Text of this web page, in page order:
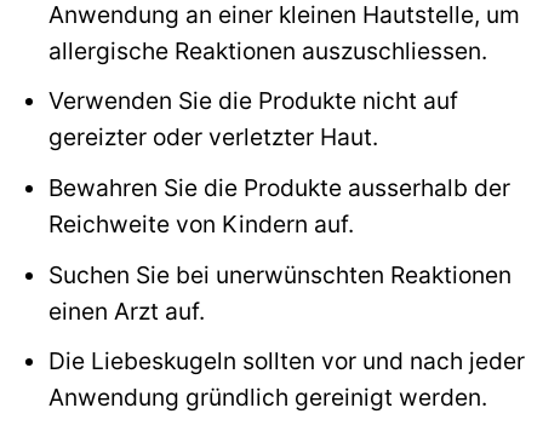
Anwendung an einer kleinen Hautstelle, um
allergische Reaktionen auszuschliessen.
Verwenden Sie die Produkte nicht auf
gereizter oder verletzter Haut.
Bewahren Sie die Produkte ausserhalb der
Reichweite von Kindern auf.
Suchen Sie bei unerwünschten Reaktionen
einen Arzt auf.
Die Liebeskugeln sollten vor und nach jeder
Anwendung gründlich gereinigt werden.